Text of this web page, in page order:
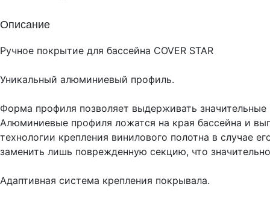
Описание
Ручное покрытие для бассейна COVER STAR
Уникальный алюминиевый профиль.
Форма профиля позволяет выдерживать
Алюминиевые профиля ложатся на края бассейна и
технологии крепления винилового полотна в случае
заменить лишь поврежденную секцию, что
Адаптивная система крепления покрывала.